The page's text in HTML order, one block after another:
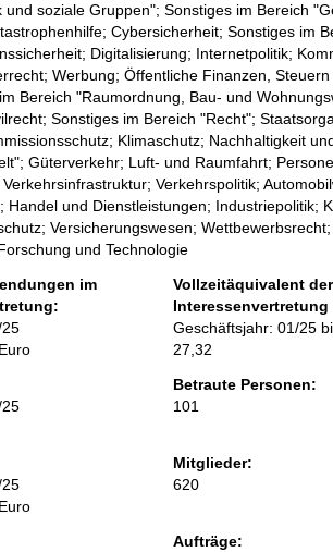
und soziale Gruppen"; Sonstiges im Bereich
Cybersicherheit; Sonstiges im
Digitalisierung; Internetpolitik;
Werbung; Öffentliche Finanzen,
Bereich "Raumordnung, Bau- und
Sonstiges im Bereich "Recht";
Klimaschutz; Nachhaltigkeit
Güterverkehr; Luft- und Raumfahrt;
Verkehrspolitik;
Handel und Dienstleistungen; Industriepolitik;
Versicherungswesen;
und Technologie
im
Vollzeitäquivalent
Geschäftsjahr: 01/25
27,32
Betraute Personen:
101
Mitglieder:
620
Aufträge: